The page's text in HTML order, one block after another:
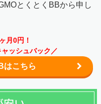
とくとくBBから申し
月0円！
ッシュバック／
はこちら